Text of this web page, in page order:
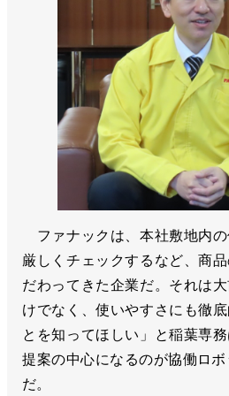
ファナックは、本社敷地内
厳しくチェックするなど、商
だわってきた企業だ。それは
けでなく、使いやすさにも徹
とを知ってほしい」と稲葉専
提案の中心になるのが協働ロボ
だ。